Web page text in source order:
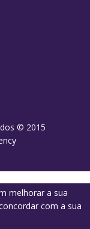
© 2015
melhorar a sua
com a sua